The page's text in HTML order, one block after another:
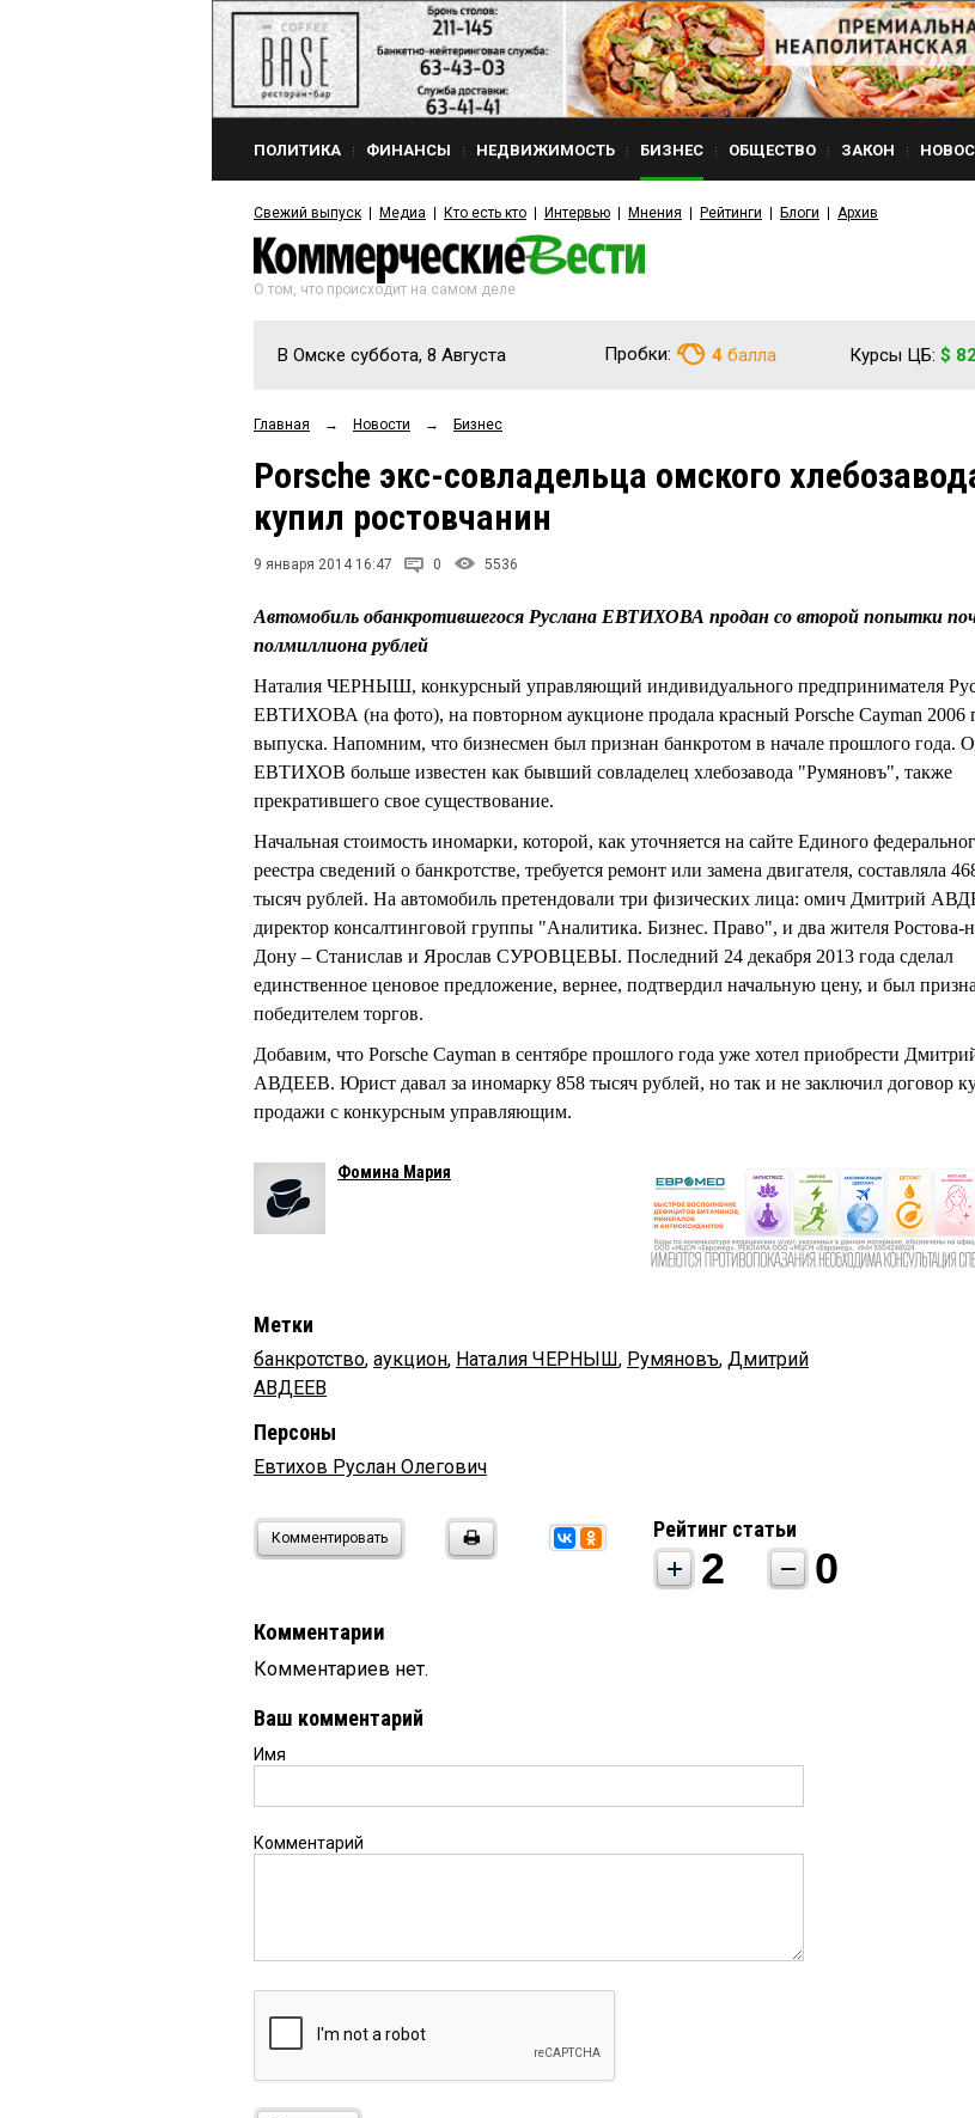
ПОЛИТИКА ФИНАНСЫ НЕДВИЖИМОСТЬ БИЗНЕС ОБЩЕСТВО ЗАКОН
Свежий выпуск Медиа Кто есть кто Интервью Мнения Рейтинги Блоги Архив
О том, что происходит на самом деле
В Омске суббота, 8 Августа Пробки: 4 балла Курсы ЦБ: $
Главная → Новости → Бизнес
Porsche экс-совладельца омского
купил ростовчанин
9 января 2014 16:47 0 5536
Автомобиль обанкротившегося Руслана ЕВТИХОВА продан со второй попытки
полмиллиона рублей
Наталия ЧЕРНЫШ, конкурсный управляющий индивидуального предпринимателя
ЕВТИХОВА (на фото), на повторном аукционе продала красный Porsche Cayman 2006
выпуска. Напомним, что бизнесмен был признан банкротом в начале прошлого года.
ЕВТИХОВ больше известен как бывший совладелец хлебозавода "Румяновъ", также
прекратившего свое существование.
Начальная стоимость иномарки, которой, как уточняется на сайте Единого
реестра сведений о банкротстве, требуется ремонт или замена двигателя, составляла
тысяч рублей. На автомобиль претендовали три физических лица: омич Дмитрий
директор консалтинговой группы "Аналитика. Бизнес. Право", и два жителя Ростова-
Дону – Станислав и Ярослав СУРОВЦЕВЫ. Последний 24 декабря 2013 года сделал
единственное ценовое предложение, вернее, подтвердил начальную цену, и был
победителем торгов.
Добавим, что Porsche Cayman в сентябре прошлого года уже хотел приобрести
АВДЕЕВ. Юрист давал за иномарку 858 тысяч рублей, но так и не заключил договор
продажи с конкурсным управляющим.
Фомина Мария
Метки
банкротство, аукцион, Наталия ЧЕРНЫШ, Румяновъ, Дмитрий
АВДЕЕВ
Персоны
Евтихов Руслан Олегович
Комментировать Рейтинг статьи
2 0
Комментарии
Комментариев нет.
Ваш комментарий
Имя
Комментарий